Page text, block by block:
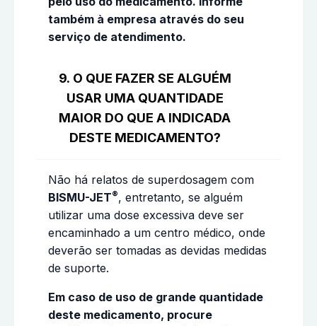
também à empresa através do seu
serviço de atendimento.
9. O QUE FAZER SE ALGUÉM
USAR UMA QUANTIDADE
MAIOR DO QUE A INDICADA
DESTE MEDICAMENTO?
Não há relatos de superdosagem com
BISMU-JET®, entretanto, se alguém
utilizar uma dose excessiva deve ser
encaminhado a um centro médico, onde
deverão ser tomadas as devidas medidas
de suporte.
Em caso de uso de grande quantidade
deste medicamento, procure